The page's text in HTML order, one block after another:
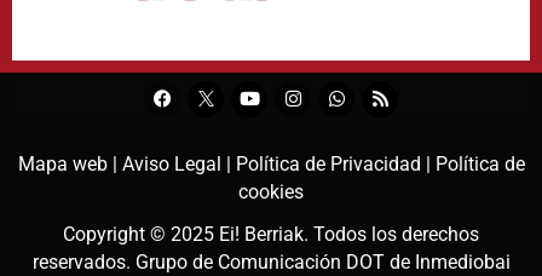
Mapa web | Aviso Legal | Política de Privacidad | Política de
cookies
Copyright © 2025 Ei! Berriak. Todos los derechos
reservados. Grupo de Comunicación DOT de Inmediobai